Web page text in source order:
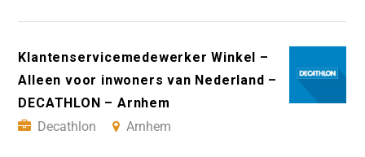
Klantenservicemedewerker Winkel –
Alleen voor inwoners van Nederland –
DECATHLON – Arnhem
Decathlon
Arnhem